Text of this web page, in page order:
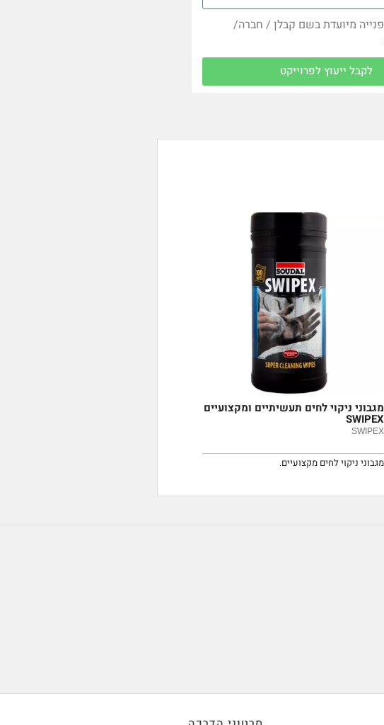
מיועדת בשם קבלן / חברה/
לקבל ייעוץ לפרוייקט
מגבוני ניקוי לחים תעשיתיים ומקצועיים
SWIPEX
SWIPEX
מגבוני ניקוי לחים מקצועיים.